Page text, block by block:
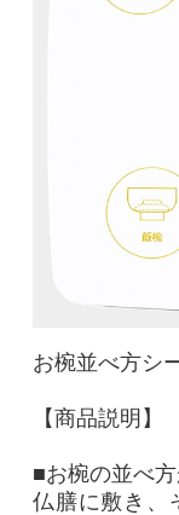
お椀並べ方シ
【商品説明】
■お椀の並べ
仏膳に敷き、